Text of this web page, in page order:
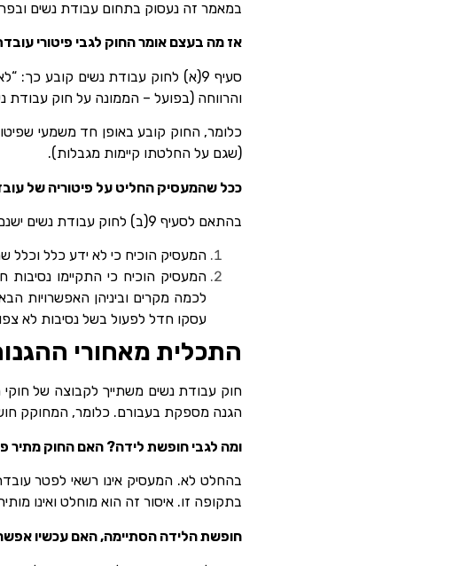
במאמר זה נעסוק בתחום עבודת נשים
אז מה בעצם אומר החוק לגבי פיטורי
סעיף 9(א) לחוק עבודת נשים קובע
והרווחה (בפועל – הממונה על חוק עבודת
כלומר, החוק קובע באופן חד משמעי
(שגם על החלטתו קיימות מגבלות).
ככל שהמעסיק החליט על פיטוריה של
בהתאם לסעיף 9(ב) לחוק עבודת נשים ישנם כמה קריטריונים שלפיהם קיימת אפשרות למעסיק לקבל היתר על פיטורי עובדת בהריון.
המעסיק הוכיח כי לא ידע כלל וכלל
המעסיק הוכיח כי התקיימו
לכמה מקרים וביניהן האפשרויות
עסקו חדל לפעול בשל נסיבות לא
התכלית מאחורי
חוק עבודת נשים משתייך לקבוצה של חוקי
הגנה מספקת בעבורם. כלומר, המחוקק
ומה לגבי חופשת לידה? האם החוק מתיר
בהחלט לא. המעסיק אינו רשאי לפטר
בתקופה זו. איסור זה הוא מוחלט ואינו
חופשת הלידה הסתיימה, האם עכשיו